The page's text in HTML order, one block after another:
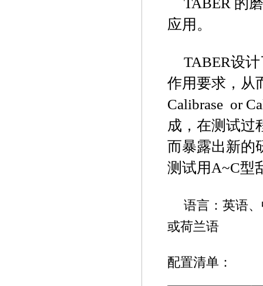
应用。
TABER设
作用要求，从
Calibrase or
成，在测试过
而暴露出新的
测试用A~C型
语言：英语
或荷兰语
配置清单：